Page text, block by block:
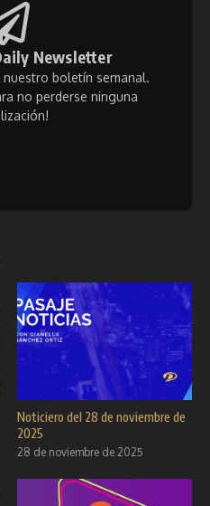
Newsletter
boletín semanal.
no perderse ninguna
Noticiero del 28 de noviembre de
2025
28 de noviembre de 2025